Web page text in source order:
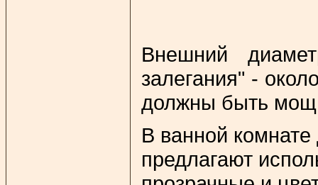
Внешний
залегания" -
должны быть
В ванной
предлагают